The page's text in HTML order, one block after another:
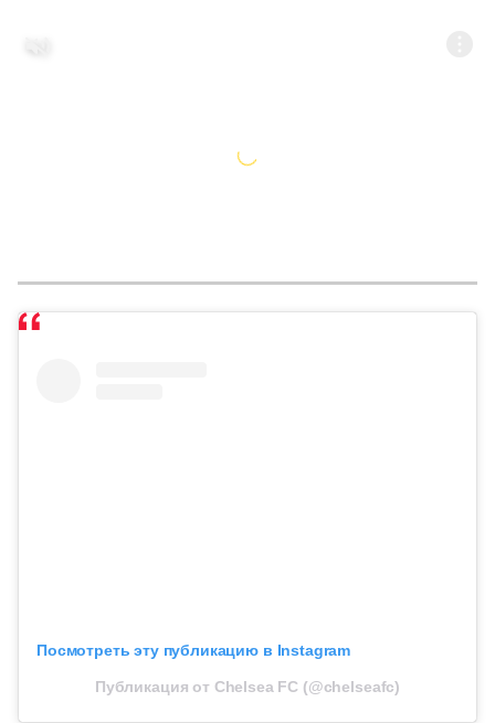
Посмотреть эту публикацию в Instagram
Публикация от Chelsea FC (@chelseafc)